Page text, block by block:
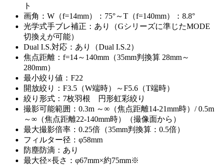
ト
画角：W（f=14mm）：75°～T（f=140mm）：8.8°
光学式手ブレ補正：あり（Gシリーズに準じたMODE
切換えが可能）
Dual I.S.対応：あり（Dual I.S.2）
焦点距離：f=14～140mm（35mm判換算 28mm～
280mm）
最小絞り値：F22
開放絞り：F3.5（W端時）～F5.6（T端時）
絞り形式：7枚羽根 円形虹彩絞り
撮影可能範囲：0.3m ～∞（焦点距離14-21mm時）/ 0.5m
～∞（焦点距離22-140mm時）（撮像面から）
最大撮影倍率：0.25倍（35mm判換算：0.5倍）
フィルター径：φ58mm
防塵防滴：あり
最大径×長さ：φ67mm×約75mm※